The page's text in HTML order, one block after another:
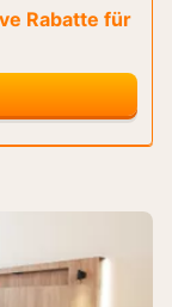
Rabatte für